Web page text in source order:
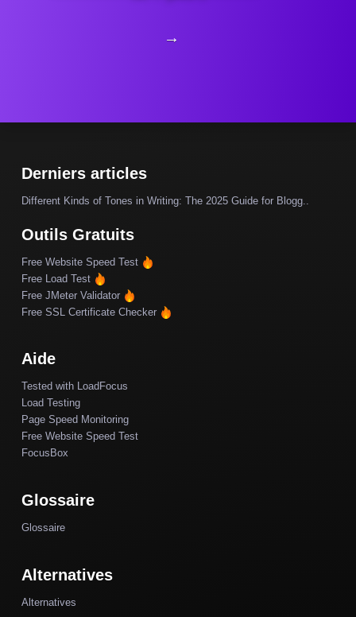
→
Derniers articles
Different Kinds of Tones in Writing: The 2025 Guide for Blogg..
Outils Gratuits
Free Website Speed Test
Free Load Test
Free JMeter Validator
Free SSL Certificate Checker
Aide
Tested with LoadFocus
Load Testing
Page Speed Monitoring
Free Website Speed Test
FocusBox
Glossaire
Glossaire
Alternatives
Alternatives